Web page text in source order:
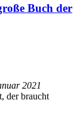
der Homepage
mich mit dem Kauf
davon bei dir
der Tod.
GEHST, UM